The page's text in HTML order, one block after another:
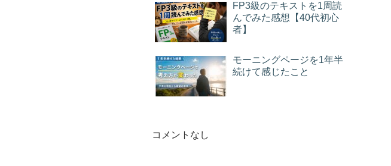
FP3級のテキストを1周読
んでみた感想【40代初心
者】
モーニングページを1年半
続けて感じたこと
コメントなし